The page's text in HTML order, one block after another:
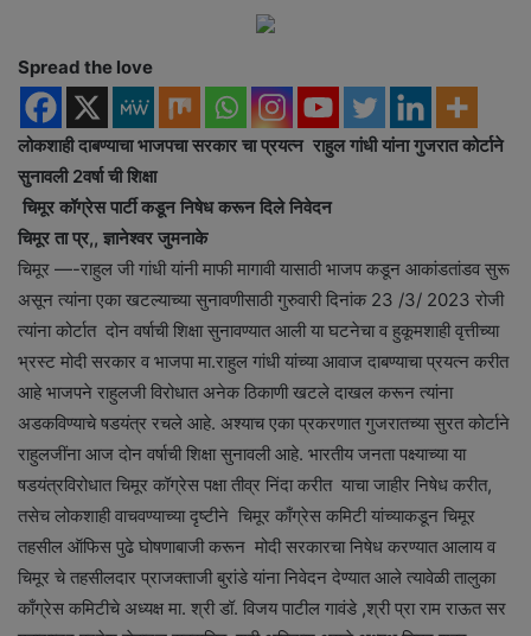
a
i
l
Spread the love
लोकशाही दाबण्याचा भाजपचा सरकार चा प्रयत्न राहुल गांधी यांना गुजरात कोर्टाने
सुनावली 2वर्षा ची शिक्षा
चिमूर कॉग्रेस पार्टी कडून निषेध करून दिले निवेदन
चिमूर ता प्र,, ज्ञानेश्वर जुमनाके
चिमूर —-राहुल जी गांधी यांनी माफी मागावी यासाठी भाजप कडून आकांडतांडव सुरू
असून त्यांना एका खटल्याच्या सुनावणीसाठी गुरुवारी दिनांक 23 /3/ 2023 रोजी
त्यांना कोर्टात दोन वर्षाची शिक्षा सुनावण्यात आली या घटनेचा व हुकूमशाही वृत्तीच्या
भ्रस्ट मोदी सरकार व भाजपा मा.राहुल गांधी यांच्या आवाज दाबण्याचा प्रयत्न करीत
आहे भाजपने राहुलजी विरोधात अनेक ठिकाणी खटले दाखल करून त्यांना
अडकविण्याचे षडयंत्र रचले आहे. अश्याच एका प्रकरणात गुजरातच्या सुरत कोर्टाने
राहुलजींना आज दोन वर्षाची शिक्षा सुनावली आहे. भारतीय जनता पक्ष्याच्या या
षडयंत्रविरोधात चिमूर कॉग्रेस पक्षा तीव्र निंदा करीत याचा जाहीर निषेध करीत,
तसेच लोकशाही वाचवण्याच्या दृष्टीने चिमूर काँग्रेस कमिटी यांच्याकडून चिमूर
तहसील ऑफिस पुढे घोषणाबाजी करून मोदी सरकारचा निषेध करण्यात आलाय व
चिमूर चे तहसीलदार प्राजक्ताजी बुरांडे यांना निवेदन देण्यात आले त्यावेळी तालुका
काँग्रेस कमिटीचे अध्यक्ष मा. श्री डॉ. विजय पाटील गावंडे ,श्री प्रा राम राऊत सर